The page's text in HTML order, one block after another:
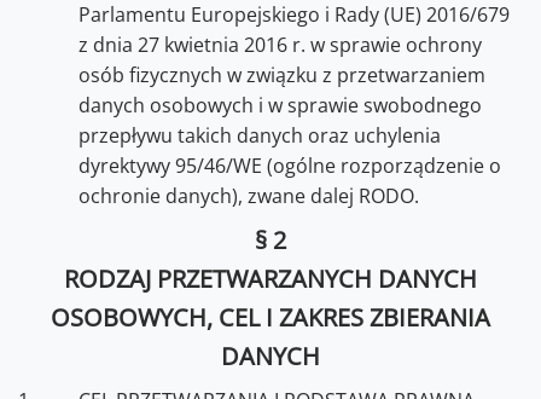
Parlamentu Europejskiego i Rady (UE) 2016/679
z dnia 27 kwietnia 2016 r. w sprawie ochrony
osób fizycznych w związku z przetwarzaniem
danych osobowych i w sprawie swobodnego
przepływu takich danych oraz uchylenia
dyrektywy 95/46/WE (ogólne rozporządzenie o
ochronie danych), zwane dalej RODO.
§ 2
RODZAJ PRZETWARZANYCH DANYCH
OSOBOWYCH, CEL I ZAKRES ZBIERANIA
DANYCH